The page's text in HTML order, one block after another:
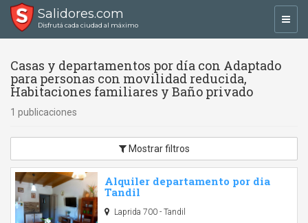
Salidores.com
Disfrutá cada ciudad al máximo
Casas y departamentos por día con Adaptado
para personas con movilidad reducida,
Habitaciones familiares y Baño privado
1 publicaciones
Mostrar filtros
Alquiler departamento por dia
Tandil
Laprida 700 - Tandil